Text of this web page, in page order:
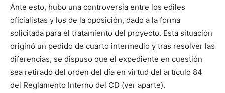
Ante esto, hubo una controversia entre los ediles
oficialistas y los de la oposición, dado a la forma
solicitada para el tratamiento del proyecto. Esta situación
originó un pedido de cuarto intermedio y tras resolver las
diferencias, se dispuso que el expediente en cuestión
sea retirado del orden del día en virtud del artículo 84
del Reglamento Interno del CD (ver aparte).